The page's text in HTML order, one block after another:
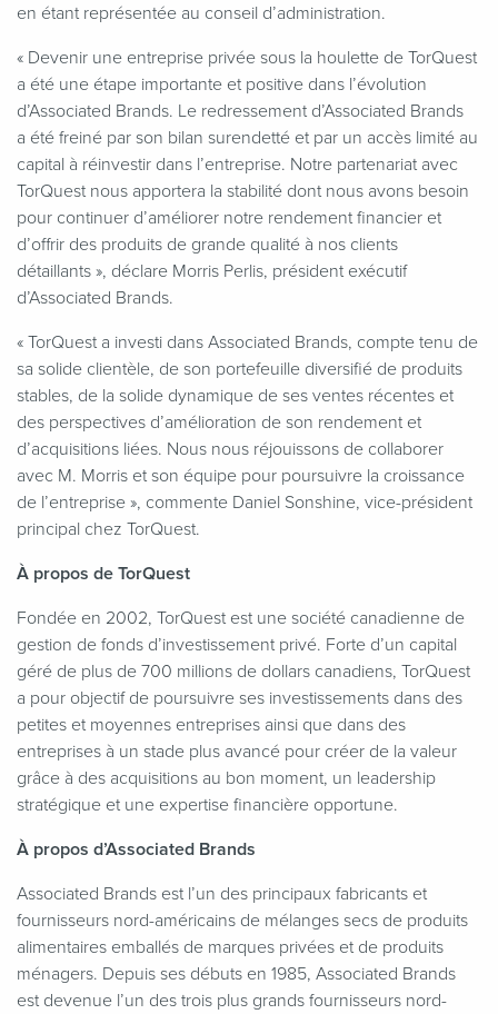
en étant représentée au conseil d’administration.
« Devenir une entreprise privée sous la houlette de TorQuest
a été une étape importante et positive dans l’évolution
d’Associated Brands. Le redressement d’Associated Brands
a été freiné par son bilan surendetté et par un accès limité au
capital à réinvestir dans l’entreprise. Notre partenariat avec
TorQuest nous apportera la stabilité dont nous avons besoin
pour continuer d’améliorer notre rendement financier et
d’offrir des produits de grande qualité à nos clients
détaillants », déclare Morris Perlis, président exécutif
d’Associated Brands.
« TorQuest a investi dans Associated Brands, compte tenu de
sa solide clientèle, de son portefeuille diversifié de produits
stables, de la solide dynamique de ses ventes récentes et
des perspectives d’amélioration de son rendement et
d’acquisitions liées. Nous nous réjouissons de collaborer
avec M. Morris et son équipe pour poursuivre la croissance
de l’entreprise », commente Daniel Sonshine, vice-président
principal chez TorQuest.
À propos de TorQuest
Fondée en 2002, TorQuest est une société canadienne de
gestion de fonds d’investissement privé. Forte d’un capital
géré de plus de 700 millions de dollars canadiens, TorQuest
a pour objectif de poursuivre ses investissements dans des
petites et moyennes entreprises ainsi que dans des
entreprises à un stade plus avancé pour créer de la valeur
grâce à des acquisitions au bon moment, un leadership
stratégique et une expertise financière opportune.
À propos d’Associated Brands
Associated Brands est l’un des principaux fabricants et
fournisseurs nord-américains de mélanges secs de produits
alimentaires emballés de marques privées et de produits
ménagers. Depuis ses débuts en 1985, Associated Brands
est devenue l’un des trois plus grands fournisseurs nord-